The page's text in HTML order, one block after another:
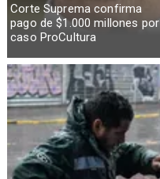
Corte Suprema confirma
pago de $1.000 millones por
caso ProCultura